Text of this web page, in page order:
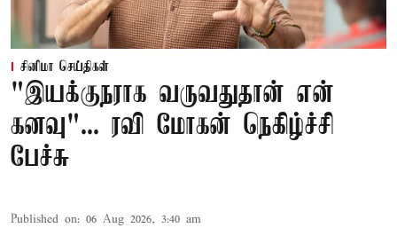
சினிமா செய்திகள்
"இயக்குநராக வருவதுதான் என்
கனவு"... ரவி மோகன் நெகிழ்ச்சி
பேச்சு
Published on: 06 Aug 2026, 3:40 am